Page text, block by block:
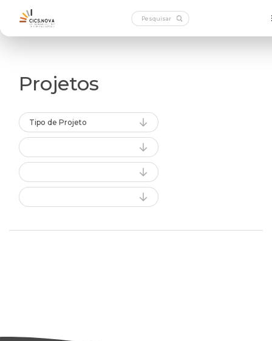
Projetos
Tipo de Projeto